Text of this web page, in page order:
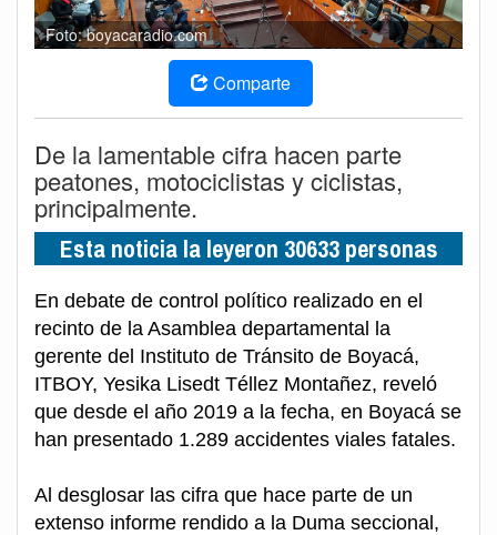
Foto: boyacaradio.com
Comparte
De la lamentable cifra hacen parte
peatones, motociclistas y ciclistas,
principalmente.
Esta noticia la leyeron 30633 personas
En debate de control político realizado en el
recinto de la Asamblea departamental la
gerente del Instituto de Tránsito de Boyacá,
ITBOY, Yesika Lisedt Téllez Montañez, reveló
que desde el año 2019 a la fecha, en Boyacá se
han presentado 1.289 accidentes viales fatales.
Al desglosar las cifra que hace parte de un
extenso informe rendido a la Duma seccional,